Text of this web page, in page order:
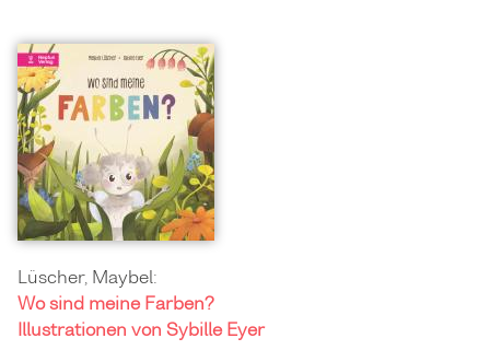
Lüscher, Maybel:
Wo sind meine Farben?
Illustrationen von Sybille Eyer